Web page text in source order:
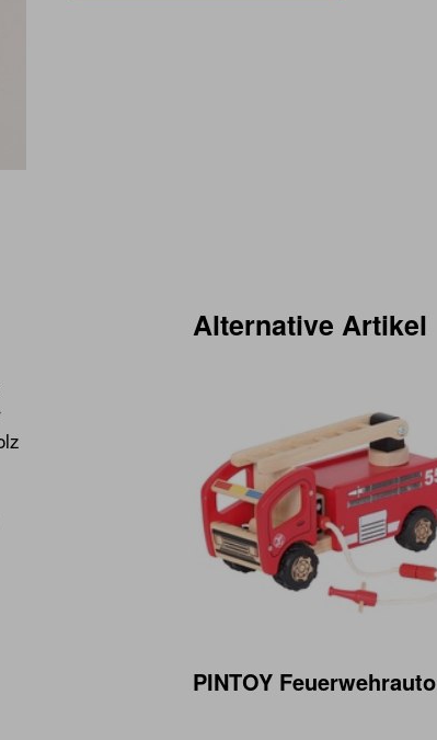
Alternative Artikel
PINTOY Feuerwehrauto